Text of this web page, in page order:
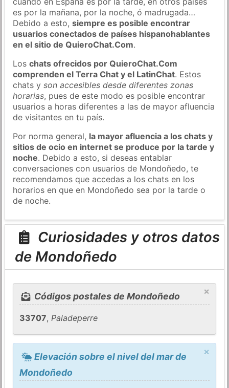
es por la mañana, por la noche, ó madrugada…
Debido a esto,siempre es posible encontrar
usuarios conectados de países hispanohablantes
en el sitio de QuieroChat.Com.
Loschats ofrecidos por QuieroChat.Com
comprenden el Terra Chat y el LatinChat. Estos
chats yson accesibles desde diferentes zonas
horarias, pues de este modo es posible encontrar
usuarios a horas diferentes a las de mayor afluencia
de visitantes en tu país.
Por norma general, la mayor afluencia a los chats y
sitios de ocio en internet se produce por la tarde y
noche. Debido a esto, si deseas entablar
conversaciones con usuarios de Mondoñedo, te
recomendamos que accedas a los chats en los
horarios en que en Mondoñedo sea por la tarde o
de noche.
Curiosidades y otros datos
de Mondoñedo
×
Códigos postales de Mondoñedo
33707,Paladeperre
×
Elevación sobre el nivel del mar de
Mondoñedo